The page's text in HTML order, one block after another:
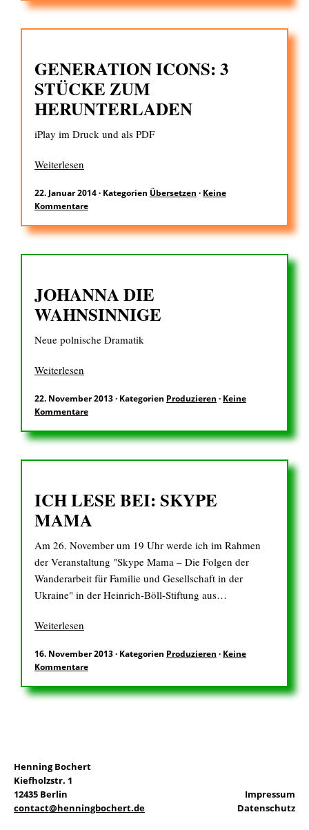
GENERATION ICONS: 3
STÜCKE ZUM
HERUNTERLADEN
iPlay im Druck und als PDF
Weiterlesen
22. Januar 2014· Kategorien Übersetzen · Keine
Kommentare
JOHANNA DIE
WAHNSINNIGE
Neue polnische Dramatik
Weiterlesen
22. November 2013· Kategorien Produzieren · Keine
Kommentare
ICH LESE BEI: SKYPE
MAMA
Am 26. November um 19 Uhr werde ich im Rahmen
der Veranstaltung "Skype Mama – Die Folgen der
Wanderarbeit für Familie und Gesellschaft in der
Ukraine" in der Heinrich-Böll-Stiftung aus…
Weiterlesen
16. November 2013· Kategorien Produzieren · Keine
Kommentare
Henning Bochert
Kiefholzstr. 1
12435 Berlin
contact@henningbochert.de
Impressum
Datenschutz